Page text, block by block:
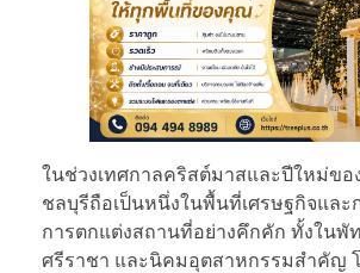
ในช่วงเทศกาลคริสต์มาสและปีใหม่ขอ
ชลบุรีถือเป็นหนึ่งในพื้นที่เศรษฐกิจและ
การตกแต่งสถานที่อย่างคึกคัก ทั้งในพั
ศรีราชา และนิคมอุตสาหกรรมสำคัญ